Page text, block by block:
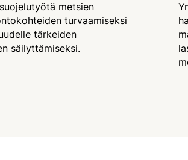
metsien
turvaamiseksi
tärkeiden
säilyttämiseksi.